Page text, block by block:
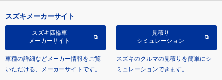
スズキメーカーサイト
スズキ四輪車
メーカーサイト
車種の詳細などメーカー情報をご覧
いただける、メーカーサイトです。
見積り
シミュレーション
スズキのクルマの見積りを簡単にシ
ミュレーションできます。